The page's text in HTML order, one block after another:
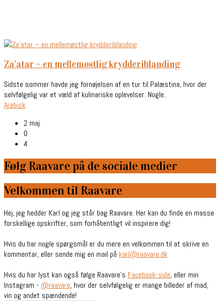
za’atar – en mellemøstlig krydderiblanding
Sidste sommer havde jeg fornøjelsen af en tur til Palæstina, hvor der
selvfølgelig var et væld af kulinariske oplevelser. Nogle..
Arabisk
2 maj
0
4
Følg Raavare på de sociale medier
Velkommen til Raavare
Hej, jeg hedder Karl og jeg står bag Raavare. Her kan du finde en masse
forskellige opskrifter, som forhåbentligt vil inspirere dig!
Hvis du har nogle spørgsmål er du mere en velkommen til at skrive en
kommentar, eller sende mig en mail på karl@raavare.dk
Hvis du har lyst kan også følge Raavare’s Facebook-side, eller min
Instagram - @raavare, hvor der selvfølgelig er mange billeder af mad,
vin og andet spændende!